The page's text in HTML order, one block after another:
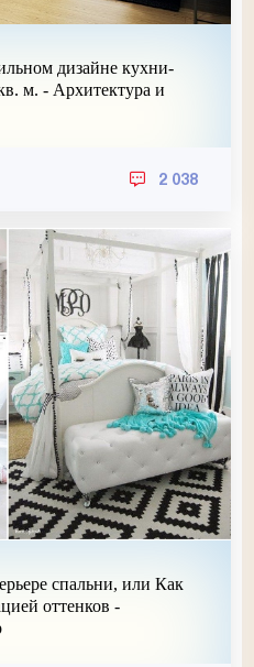
дизайне кухни-
м. - Архитектура и
2 038
спальни, или Как
оттенков -